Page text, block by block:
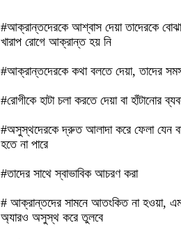
#আক্রান্তদেরকে আশ্বাস দেয়া তাদেরকে
খারাপ রোগে আক্রান্ত হয় নি
#আক্রান্তদেরকে কথা বলতে দেয়া, তাদের
#রোগীকে হাটা চলা করতে দেয়া বা হাঁটানোর
#অসুস্থদেরকে দ্রুত আলাদা করে ফেলা যেন
হতে না পারে
#তাদের সাথে স্বাভাবিক আচরণ করা
# আক্রান্তদের সামনে আতংকিত না হওয়া,
অ্যারও অসুস্থ করে তুলবে